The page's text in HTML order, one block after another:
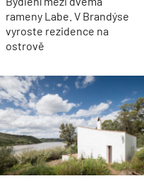
rameny Labe. V Brandýse
vyroste rezidence na
ostrově